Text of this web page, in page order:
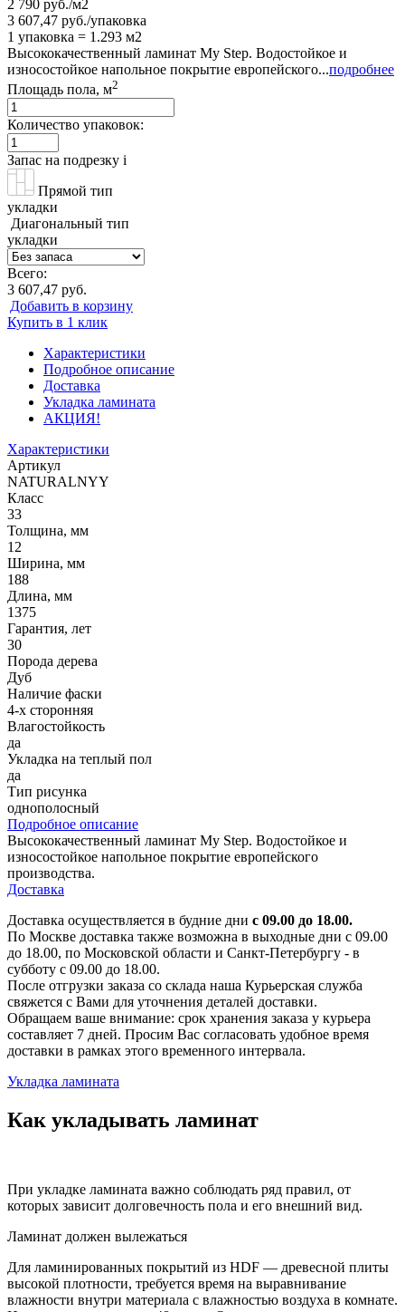
2 790 руб./м2
3 607,47 руб./упаковка
1 упаковка = 1.293 м2
Высококачественный ламинат My Step. Водостойкое и
износостойкое напольное покрытие европейского...подробнее
Площадь пола, м2
Количество упаковок:
Запас на подрезку i
Прямой тип
укладки
Диагональный тип
укладки
Всего:
3 607,47 руб.
Добавить в корзину
Купить в 1 клик
Характеристики
Подробное описание
Доставка
Укладка ламината
АКЦИЯ!
Характеристики
Артикул
NATURALNYY
Класс
33
Толщина, мм
12
Ширина, мм
188
Длина, мм
1375
Гарантия, лет
30
Порода дерева
Дуб
Наличие фаски
4-х сторонняя
Влагостойкость
да
Укладка на теплый пол
да
Тип рисунка
однополосный
Подробное описание
Высококачественный ламинат My Step. Водостойкое и
износостойкое напольное покрытие европейского
производства.
Доставка
Доставка осуществляется в будние дни с 09.00 до 18.00.
По Москве доставка также возможна в выходные дни с 09.00
до 18.00, по Московской области и Санкт-Петербургу - в
субботу с 09.00 до 18.00.
После отгрузки заказа со склада наша Курьерская служба
свяжется с Вами для уточнения деталей доставки.
Обращаем ваше внимание: срок хранения заказа у курьера
составляет 7 дней. Просим Вас согласовать удобное время
доставки в рамках этого временного интервала.
Укладка ламината
Как укладывать ламинат
При укладке ламината важно соблюдать ряд правил, от
которых зависит долговечность пола и его внешний вид.
Ламинат должен вылежаться
Для ламинированных покрытий из HDF — древесной плиты
высокой плотности, требуется время на выравнивание
влажности внутри материала с влажностью воздуха в комнате.